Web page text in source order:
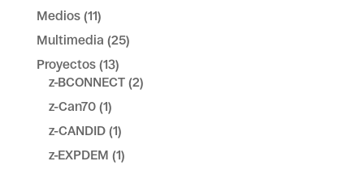
Medios(11)
Multimedia (25)
Proyectos(13)
z-BCONNECT(2)
z-Can70(1)
z-CANDID(1)
z-EXPDEM (1)